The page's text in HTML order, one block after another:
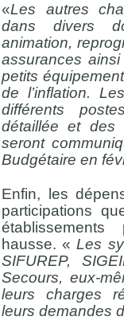
«Les autres
dans divers
animation,
assurances
petits
de l’inflation.
différents
détaillée et des
seront
Budgétaire en
Enfin, les
participations
hausse. « Les
SIFUREP,
Secours, eux-
leurs charges
leurs demandes